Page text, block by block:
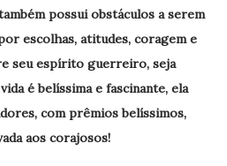
possui obstáculos a serem
escolhas, atitudes, coragem e
seu espírito guerreiro, seja
é belíssima e fascinante, ela
com prêmios belíssimos,
aos corajosos!